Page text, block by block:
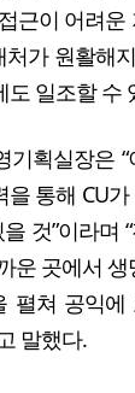
근이 어려운
가 원활해
도 일조할 수
기획실장은
통해 CU
것”이라며
운 곳에서
펼쳐 공익에
말했다.